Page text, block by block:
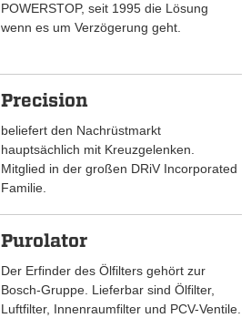
POWERSTOP, seit 1995 die Lösung
wenn es um Verzögerung geht.
Precision
beliefert den Nachrüstmarkt
hauptsächlich mit Kreuzgelenken.
Mitglied in der großen DRiV Incorporated
Familie.
Purolator
Der Erfinder des Ölfilters gehört zur
Bosch-Gruppe. Lieferbar sind Ölfilter,
Luftfilter, Innenraumfilter und PCV-Ventile.